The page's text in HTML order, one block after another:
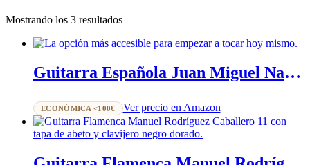
Mostrando los 3 resultadosOrdenado
popularidad
Guitarra Española Juan Miguel Navarrez – Iniciación y Principiantes
ECONÓMICA <100€ Ver precio en Amazon